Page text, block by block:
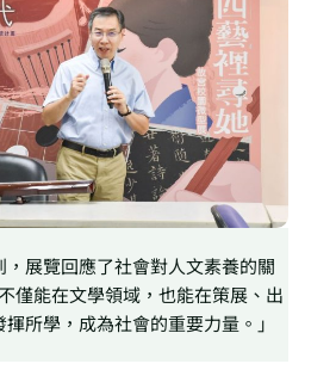
展覽回應了社會對人文素養的關
僅能在文學領域，也能在策展、出
所學，成為社會的重要力量。」